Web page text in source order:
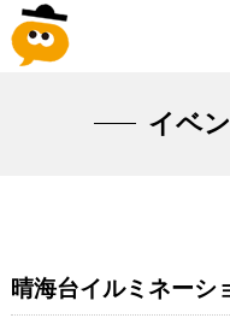
イベ
晴海台イルミネーシ